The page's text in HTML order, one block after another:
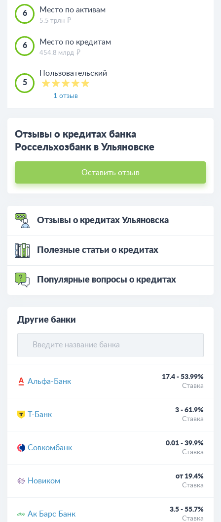
6 Место по активам
5.5 трлн
6 Место по кредитам
454.8 млрд
5
Пользовательский
1 отзыв
Отзывы о кредитах банка
Россельхозбанк в Ульяновске
Оставить отзыв
Отзывы о кредитах Ульяновска
Полезные статьи о кредитах
Популярные вопросы о кредитах
Другие банки
Альфа-Банк
17.4 - 53.99%
Ставка
Т-Банк
3 - 61.9%
Ставка
Совкомбанк
0.01 - 39.9%
Ставка
Новиком
от 19.4%
Ставка
Ак Барс Банк
3.5 - 55.7%
Ставка